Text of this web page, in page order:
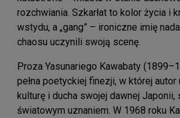
rozchwiania. Szkarłat to kolor życia i
wstydu, a „gang” – ironiczne imię
chaosu uczynili swoją scenę.
Proza Yasunariego Kawabaty
pełna poetyckiej finezji, w której autor
kulturę i ducha swojej dawnej Japonii,
światowym uznaniem. W 1968 roku